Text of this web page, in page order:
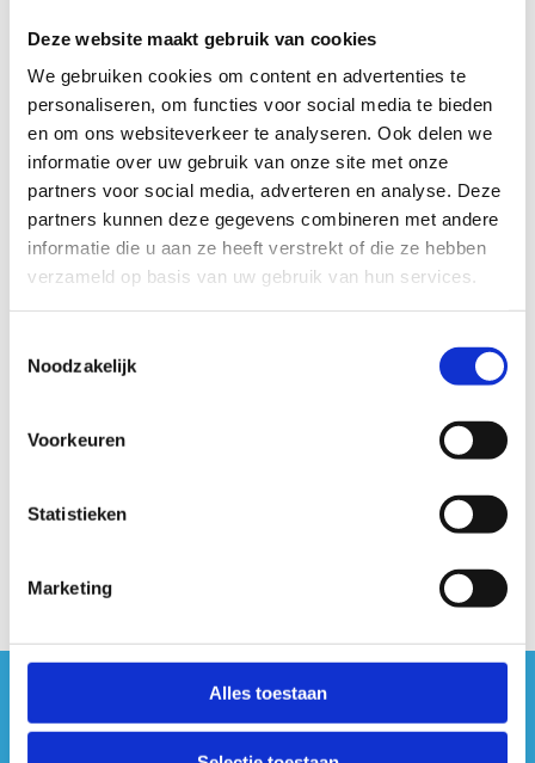
Deze website maakt gebruik van cookies
We gebruiken cookies om content en advertenties te
personaliseren, om functies voor social media te bieden
en om ons websiteverkeer te analyseren. Ook delen we
informatie over uw gebruik van onze site met onze
partners voor social media, adverteren en analyse. Deze
partners kunnen deze gegevens combineren met andere
informatie die u aan ze heeft verstrekt of die ze hebben
verzameld op basis van uw gebruik van hun services.
Noodzakelijk
Voorkeuren
Statistieken
Marketing
Alles toestaan
Ontdek al onze
les- en
vergaderlokalen
Een grote ruimte nodig? Wij helpen je
verder!
Stuur een bericht
#sportersbelevenmeer